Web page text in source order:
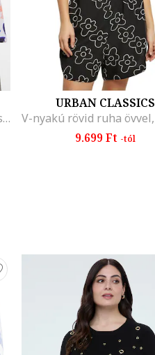
Virágos V-nyakú overál, Többszínű
URBAN CLASSICS
9.699 Ft -tól